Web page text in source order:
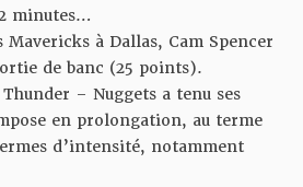
minutes…
à Dallas, Cam Spencer
de banc (25 points).
Thunder – Nuggets a tenu ses
en prolongation, au terme
d’intensité, notamment